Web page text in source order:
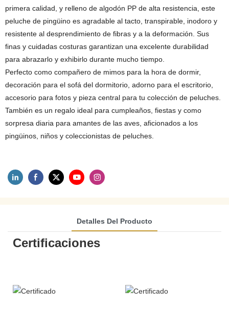
primera calidad, y relleno de algodón PP de alta resistencia, este
peluche de pingüino es agradable al tacto, transpirable, inodoro y
resistente al desprendimiento de fibras y a la deformación. Sus
finas y cuidadas costuras garantizan una excelente durabilidad
para abrazarlo y exhibirlo durante mucho tiempo.
Perfecto como compañero de mimos para la hora de dormir,
decoración para el sofá del dormitorio, adorno para el escritorio,
accesorio para fotos y pieza central para tu colección de peluches.
También es un regalo ideal para cumpleaños, fiestas y como
sorpresa diaria para amantes de las aves, aficionados a los
pingüinos, niños y coleccionistas de peluches.
Detalles Del Producto
Certificaciones